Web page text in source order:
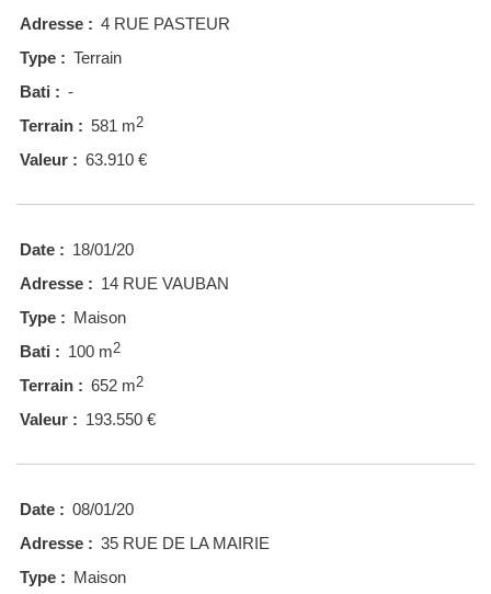
Adresse : 4 RUE PASTEUR
Type : Terrain
Bati : -
Terrain : 581 m2
Valeur : 63.910 €
Date : 18/01/20
Adresse : 14 RUE VAUBAN
Type : Maison
Bati : 100 m2
Terrain : 652 m2
Valeur : 193.550 €
Date : 08/01/20
Adresse : 35 RUE DE LA MAIRIE
Type : Maison